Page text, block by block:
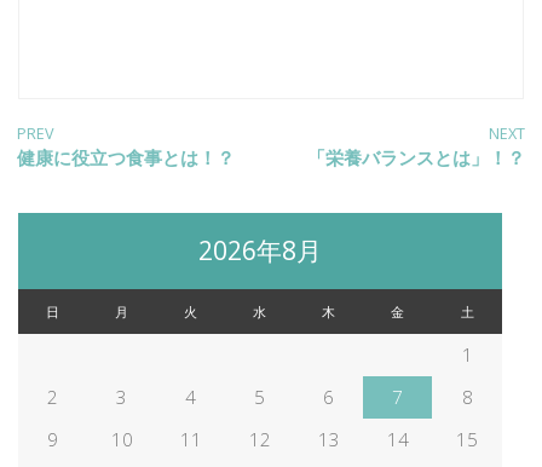
投
稿
ナ
ビ
ゲ
PREV
Previous
健康に役立つ食事とは！？
NEXT
Next「栄養バランスとは」！？
2026年8月
日 月 火 水 木 金 土
1
2
3 4 5 6 7
8
9
10 11 12 13 14
15